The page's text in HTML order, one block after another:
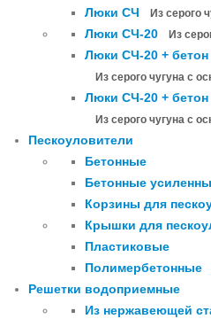
Люки СЧ
Из серого
Люки СЧ-20 Из
Люки СЧ-20 +
Из серого чугуна с
Люки СЧ-20 +
Из серого чугуна с
Пескоуловители
Бетонные
Бетонные
Корзины для
Крышки для
Пластиковые
Полимербетонные
Решетки водоприемные
Из нержавеющей